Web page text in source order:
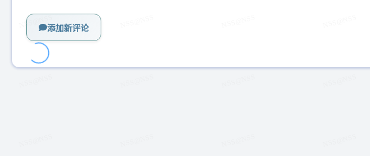
添加新评论